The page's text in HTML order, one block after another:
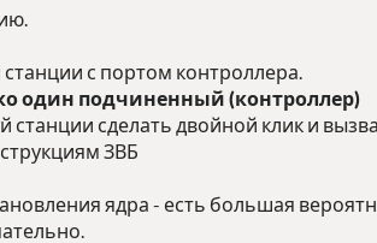
с портом контроллера.
один подчиненный (контроллер)
станции сделать двойной клик и
ЗВБ
ядра - есть большая